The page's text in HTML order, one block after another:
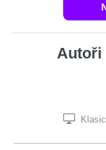
Autoři